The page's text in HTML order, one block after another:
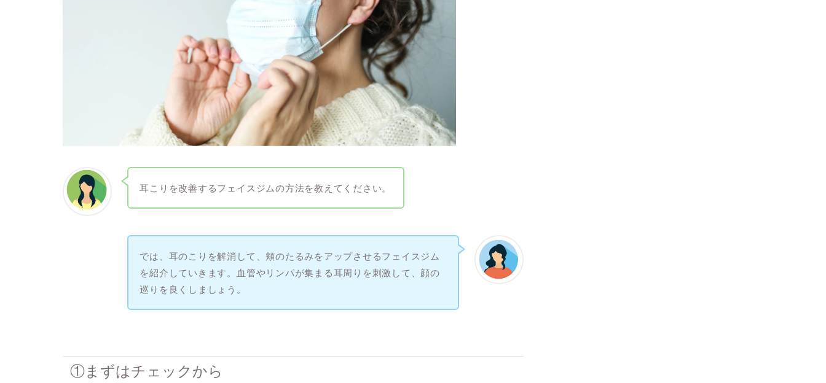
耳こりを改善するフェイスジムの方法を教えてください。
では、耳のこりを解消して、頬のたるみをアップさせるフェイスジム
を紹介していきます。血管やリンパが集まる耳周りを刺激して、顔の
巡りを良くしましょう。
①まずはチェックから